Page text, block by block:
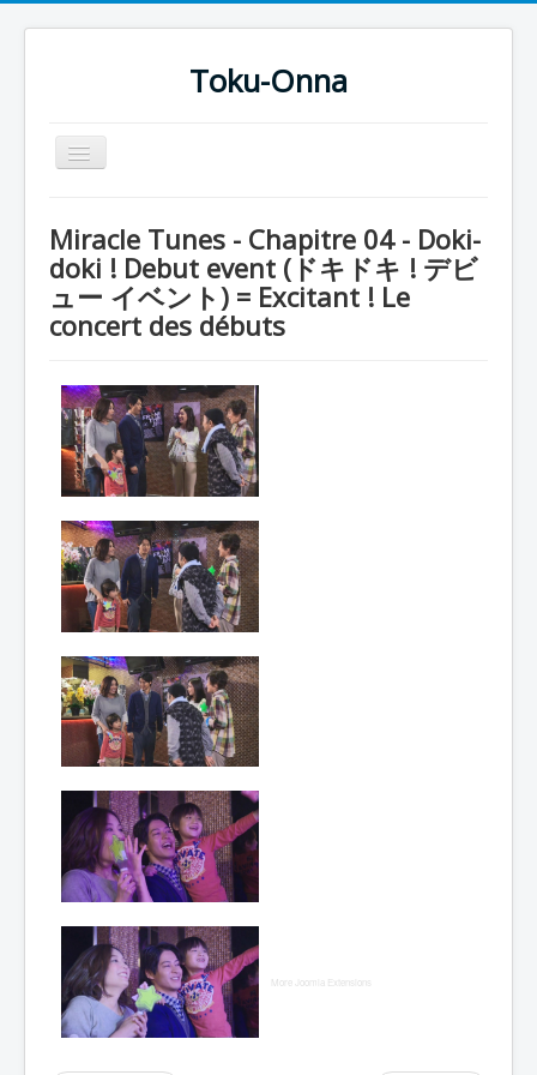
Toku-Onna
Basculer
la
Toku-Actrices
Toku-Critiques
Séries
COSAA
Dessins
Artiste Asperger
Lexique
Idol senshi Miracle Tunes ! (アイ
ドル 戦士 ミラクル ちゅーんず !) =
Idoles guerrières Miracle Tunes !
Année :2017
Toku-actrice(s) : Yôko Mitsuya
Nombre d'image(s) :325
Miracle Tunes - Chapitre 04 - Doki-
doki ! Debut event (ドキドキ ! デビ
ュー イベント) = Excitant ! Le
concert des débuts
More Joomla Extensions